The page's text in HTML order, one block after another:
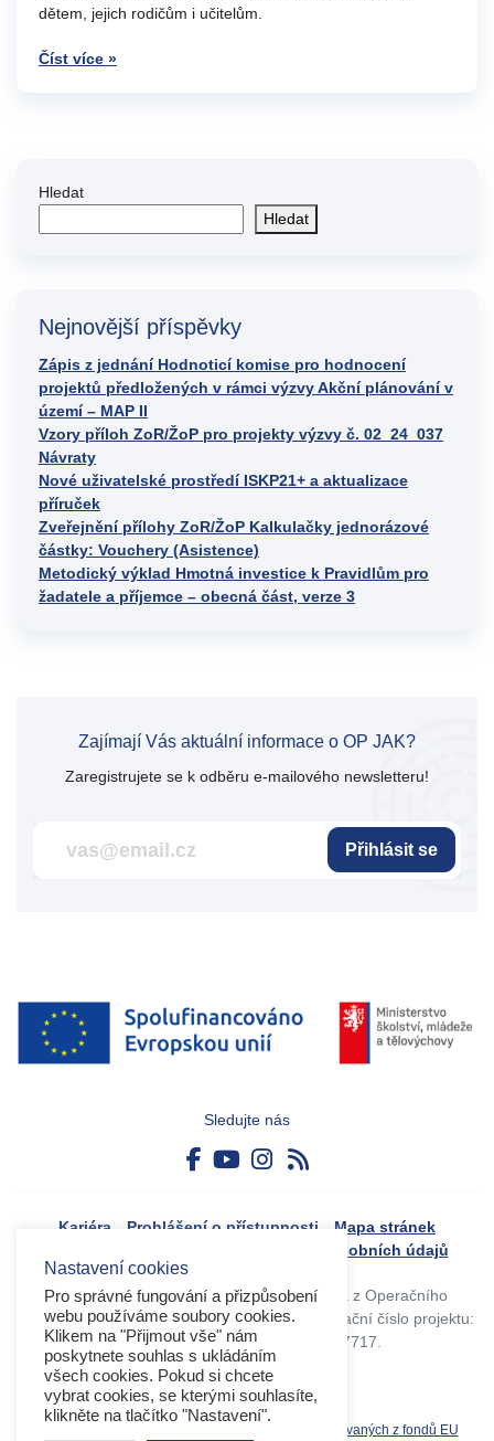
dětem, jejich rodičům i učitelům.
Číst více »
Hledat
Hledat
Nejnovější příspěvky
Zápis z jednání Hodnoticí komise pro hodnocení
projektů předložených v rámci výzvy Akční plánování v
území – MAP II
Vzory příloh ZoR/ŽoP pro projekty výzvy č. 02_24_037
Návraty
Nové uživatelské prostředí ISKP21+ a aktualizace
příruček
Zveřejnění přílohy ZoR/ŽoP Kalkulačky jednorázové
částky: Vouchery (Asistence)
Metodický výklad Hmotná investice k Pravidlům pro
žadatele a příjemce – obecná část, verze 3
Zajímají Vás aktuální informace o OP JAK?
Zaregistrujete se k odběru e-mailového newsletteru!
Přihlásit se
Sledujte nás
Kariéra Prohlášení o přístupnosti
Mapa stránek
Zásady ochrany osobních údajů
Tvorba webového portálu byla financovaná z Operačního
programu Výzkum, vývoj a vzdělávání. Registrační číslo projektu:
CZ.02.4.125/0.0/0.0/17_045/0017717.
Databáze produktů spolufinancovaných z fondů EU
Nastavení cookies
Pro správné fungování a přizpůsobení
webu používáme soubory cookies.
Klikem na "Přijmout vše" nám
poskytnete souhlas s ukládáním
všech cookies. Pokud si chcete
vybrat cookies, se kterými souhlasíte,
klikněte na tlačítko "Nastavení".